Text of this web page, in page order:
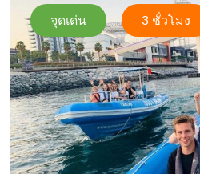
จุดเด่น 3 ชั่วโมง